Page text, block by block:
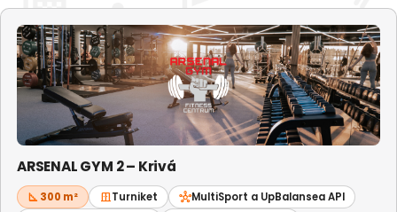
ARSENAL GYM 2 – Krivá
square_foot 300 m² door_slidingTurniket hubMultiSport a UpBalansea API